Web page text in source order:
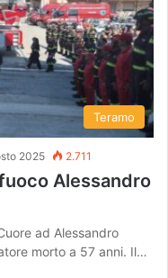
Teramo
2025 2.711
Alessandro
ad Alessandro
morto a 57 anni. Il…